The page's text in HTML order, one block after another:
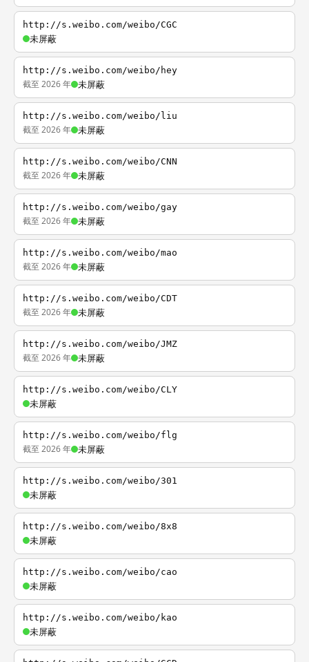
http://s.weibo.com/weibo/CGC
未屏蔽
http://s.weibo.com/weibo/hey
截至 2026 年 未屏蔽
http://s.weibo.com/weibo/liu
截至 2026 年 未屏蔽
http://s.weibo.com/weibo/CNN
截至 2026 年 未屏蔽
http://s.weibo.com/weibo/gay
截至 2026 年 未屏蔽
http://s.weibo.com/weibo/mao
截至 2026 年 未屏蔽
http://s.weibo.com/weibo/CDT
截至 2026 年 未屏蔽
http://s.weibo.com/weibo/JMZ
截至 2026 年 未屏蔽
http://s.weibo.com/weibo/CLY
未屏蔽
http://s.weibo.com/weibo/flg
截至 2026 年 未屏蔽
http://s.weibo.com/weibo/301
未屏蔽
http://s.weibo.com/weibo/8x8
未屏蔽
http://s.weibo.com/weibo/cao
未屏蔽
http://s.weibo.com/weibo/kao
未屏蔽